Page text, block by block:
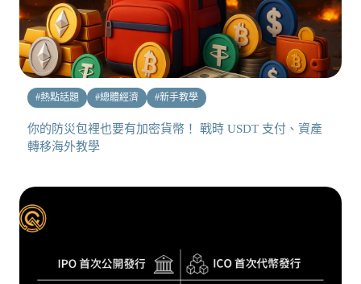
#熱點話題 #總體經濟 #新手教學
你的防災包裡也要有加密貨幣！ 戰時 USDT 支付、資產
轉移海外教學